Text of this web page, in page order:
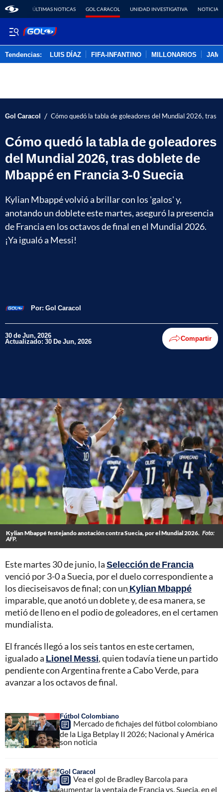
ÚLTIMAS NOTICAS GOL CARACOL UNIDAD INVESTIGATIVA NOTICIAS
Tendencias: LUIS DÍAZ FIFA-INFANTINO MILLONARIOS
Gol Caracol / Cómo quedó la tabla de goleadores del Mundial 2026, tras
Cómo quedó la tabla de goleadores
del Mundial 2026, tras doblete de
Mbappé en Francia 3-0 Suecia
Kylian Mbappé volvió a brillar con los 'galos' y,
anotando un doblete este martes, aseguró la presencia
de Francia en los octavos de final en el Mundial 2026.
¡Ya igualó a Messi!
Por: Gol Caracol
30 de Jun, 2026
Actualizado: 30 De Jun, 2026 Compartir
Kylian Mbappé festejando anotación contra Suecia, por el Mundial 2026. Foto:
AFP.
Este martes 30 de junio, laSelección de Francia
venció por 3-0 a Suecia, por el duelo correspondiente a
los dieciseisavos de final; con un Kylian Mbappé
imparable, que anotó un doblete y, de esa manera, se
metió de lleno en el podio de goleadores, en el certamen
mundialista.
El francés llegó a los seis tantos en este certamen,
igualado a Lionel Messi, quien todavía tiene un partido
pendiente con Argentina frente a Cabo Verde, para
avanzar a los octavos de final.
Fútbol Colombiano
Mercado de fichajes del fútbol colombiano
de la Liga Betplay II 2026; Nacional y América
son noticia
Gol Caracol
Vea el gol de Bradley Barcola para
aumentar la ventaja de Francia vs. Suecia, en el